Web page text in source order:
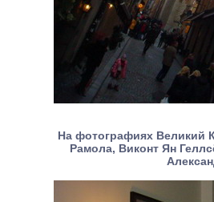
На фотографиях Великий
Рамола, Виконт Ян